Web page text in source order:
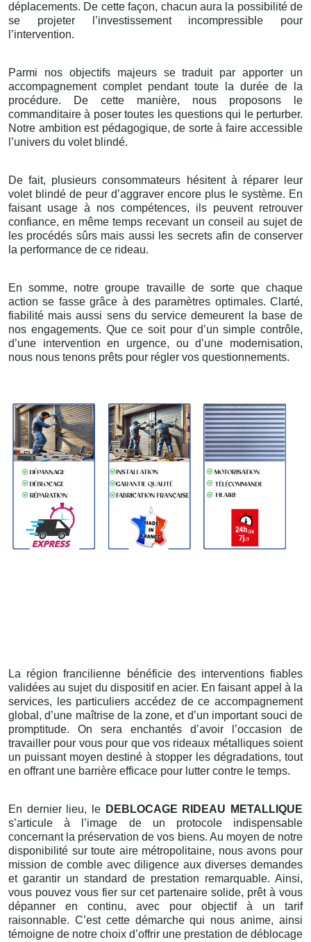
déplacements. De cette façon, chacun aura la possibilité de
se projeter l’investissement incompressible pour
l’intervention.
Parmi nos objectifs majeurs se traduit par apporter un
accompagnement complet pendant toute la durée de la
procédure. De cette manière, nous proposons le
commanditaire à poser toutes les questions qui le perturber.
Notre ambition est pédagogique, de sorte à faire accessible
l’univers du volet blindé.
De fait, plusieurs consommateurs hésitent à réparer leur
volet blindé de peur d’aggraver encore plus le système. En
faisant usage à nos compétences, ils peuvent retrouver
confiance, en même temps recevant un conseil au sujet de
les procédés sûrs mais aussi les secrets afin de conserver
la performance de ce rideau.
En somme, notre groupe travaille de sorte que chaque
action se fasse grâce à des paramètres optimales. Clarté,
fiabilité mais aussi sens du service demeurent la base de
nos engagements. Que ce soit pour d’un simple contrôle,
d’une intervention en urgence, ou d’une modernisation,
nous nous tenons prêts pour régler vos questionnements.
La région francilienne bénéficie des interventions fiables
validées au sujet du dispositif en acier. En faisant appel à la
services, les particuliers accédez de ce accompagnement
global, d’une maîtrise de la zone, et d’un important souci de
promptitude. On sera enchantés d’avoir l’occasion de
travailler pour vous pour que vos rideaux métalliques soient
un puissant moyen destiné à stopper les dégradations, tout
en offrant une barrière efficace pour lutter contre le temps.
En dernier lieu, le DEBLOCAGE RIDEAU METALLIQUE
s’articule à l’image de un protocole indispensable
concernant la préservation de vos biens. Au moyen de notre
disponibilité sur toute aire métropolitaine, nous avons pour
mission de comble avec diligence aux diverses demandes
et garantir un standard de prestation remarquable. Ainsi,
vous pouvez vous fier sur cet partenaire solide, prêt à vous
dépanner en continu, avec pour objectif à un tarif
raisonnable. C’est cette démarche qui nous anime, ainsi
témoigne de notre choix d’offrir une prestation de déblocage